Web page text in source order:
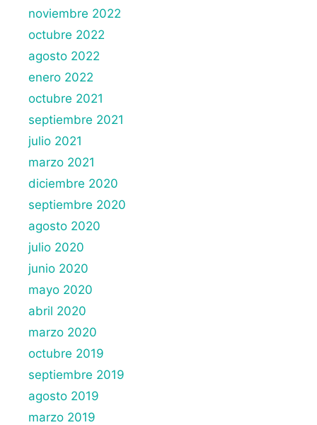
noviembre 2022
octubre 2022
agosto 2022
enero 2022
octubre 2021
septiembre 2021
julio 2021
marzo 2021
diciembre 2020
septiembre 2020
agosto 2020
julio 2020
junio 2020
mayo 2020
abril 2020
marzo 2020
octubre 2019
septiembre 2019
agosto 2019
marzo 2019